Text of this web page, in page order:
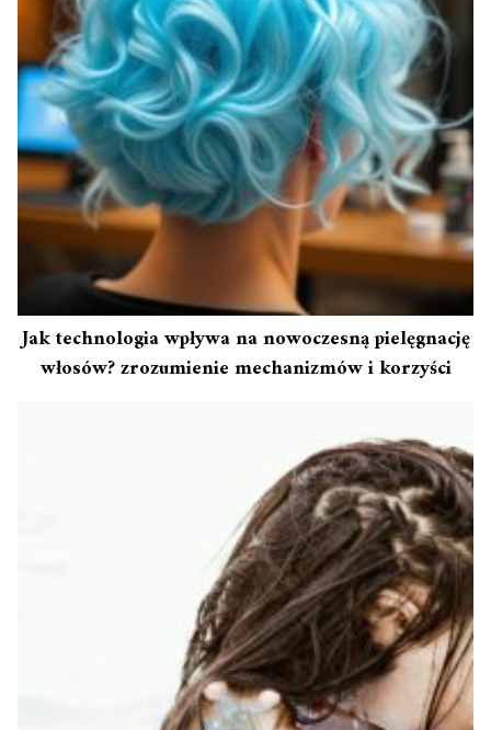
Jak technologia wpływa na nowoczesną pielęgnację
włosów? zrozumienie mechanizmów i korzyści